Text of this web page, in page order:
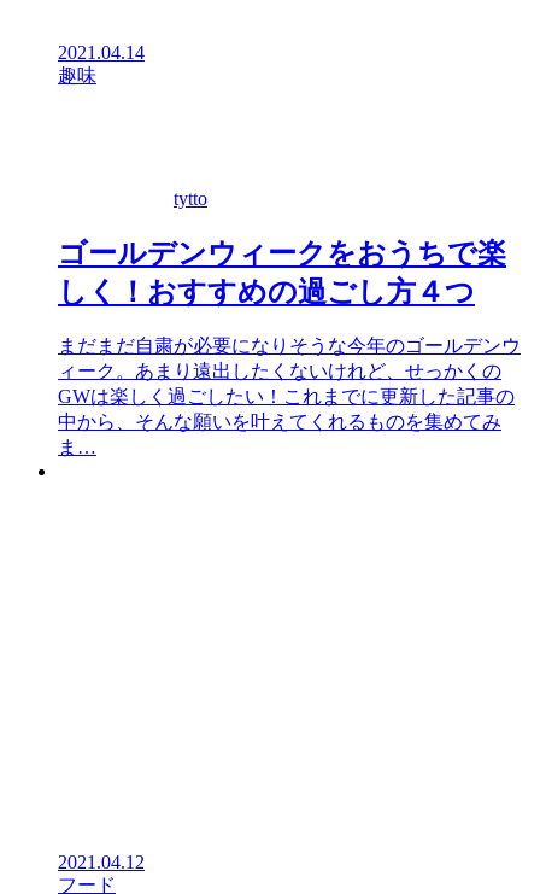
2021.04.14
趣味
tytto
ゴールデンウィークをおうちで楽
しく！おすすめの過ごし方４つ
まだまだ自粛が必要になりそうな今年のゴールデンウ
ィーク。あまり遠出したくないけれど、せっかくの
GWは楽しく過ごしたい！これまでに更新した記事の
中から、そんな願いを叶えてくれるものを集めてみ
ま…
2021.04.12
フード